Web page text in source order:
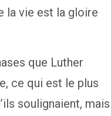
la vie est la gloire
que Luther
ce qui est le plus
soulignaient, mais